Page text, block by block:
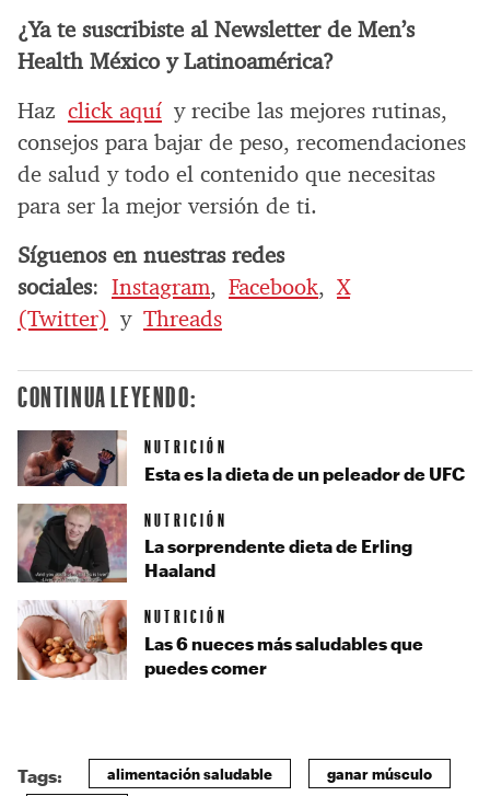
¿Ya te suscribiste al Newsletter de Men’s
Health México y Latinoamérica?
Haz click aquí y recibe las mejores rutinas,
consejos para bajar de peso, recomendaciones
de salud y todo el contenido que necesitas
para ser la mejor versión de ti.
Síguenos en nuestras redes
sociales: Instagram, Facebook,X
(Twitter) y Threads
CONTINUA LEYENDO:
NUTRICIÓN
Esta es la dieta de un peleador de UFC
NUTRICIÓN
La sorprendente dieta de Erling
Haaland
NUTRICIÓN
Las 6 nueces más saludables que
puedes comer
Tags: alimentación saludable ganar músculo